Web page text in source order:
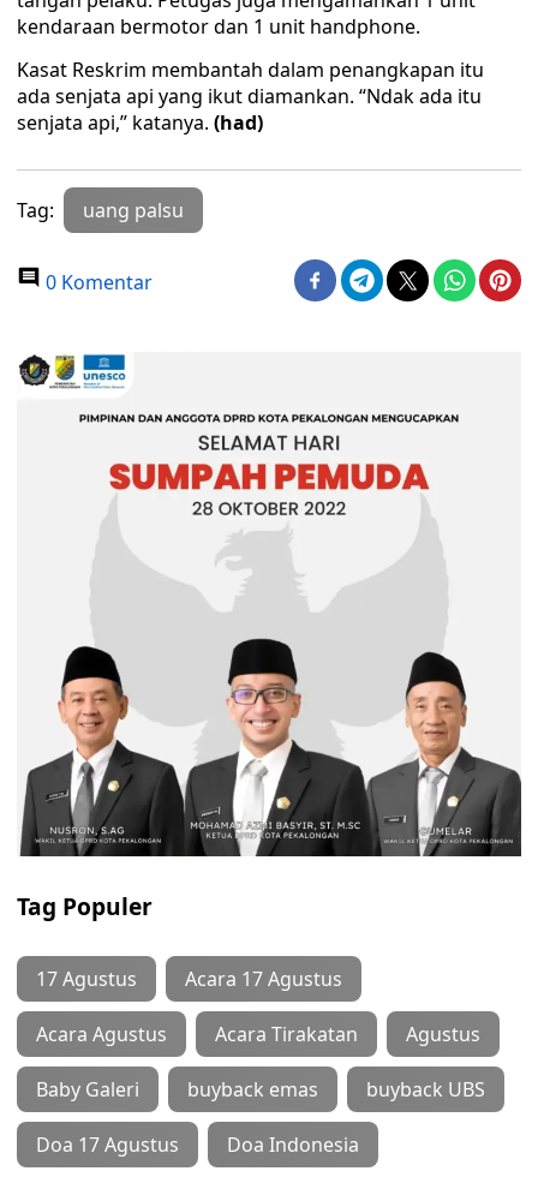
kendaraan bermotor dan 1 unit handphone.
Kasat Reskrim membantah dalam penangkapan itu
ada senjata api yang ikut diamankan. “Ndak ada itu
senjata api,” katanya. (had)
Tag: uang palsu
0 Komentar
Tag Populer
17 Agustus Acara 17 Agustus
Acara Agustus Acara Tirakatan Agustus
Baby Galeri buyback emas buyback UBS
Doa 17 Agustus Doa Indonesia